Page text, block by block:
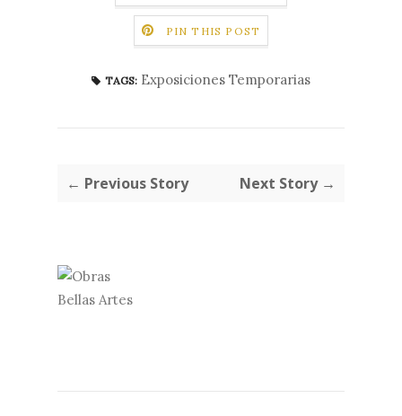
PIN THIS POST
TAGS: Exposiciones Temporarias
← Previous Story Next Story →